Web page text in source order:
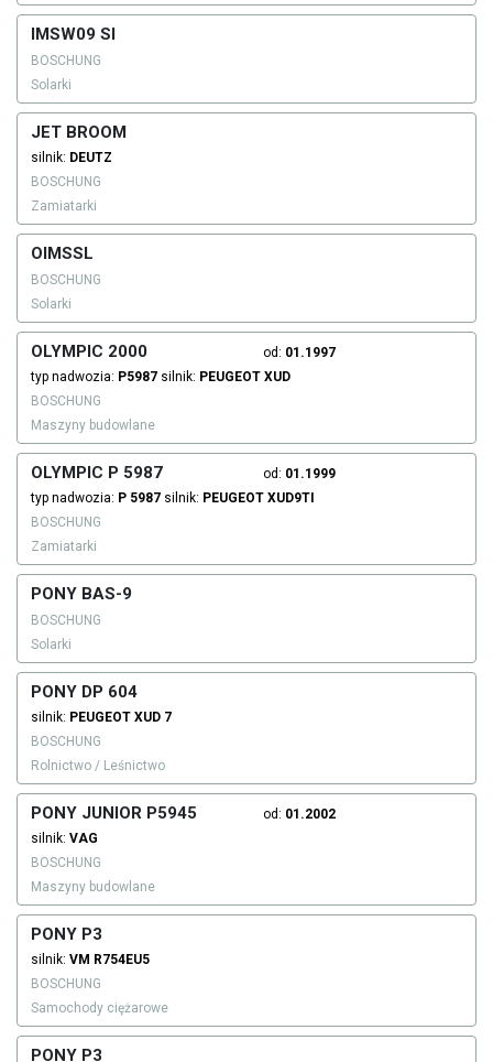
IMSW09 SI
BOSCHUNG
Solarki
JET BROOM
silnik: DEUTZ
BOSCHUNG
Zamiatarki
OIMSSL
BOSCHUNG
Solarki
OLYMPIC 2000 od: 01.1997
typ nadwozia: P5987 silnik: PEUGEOT XUD
BOSCHUNG
Maszyny budowlane
OLYMPIC P 5987 od: 01.1999
typ nadwozia: P 5987 silnik: PEUGEOT XUD9TI
BOSCHUNG
Zamiatarki
PONY BAS-9
BOSCHUNG
Solarki
PONY DP 604
silnik: PEUGEOT XUD 7
BOSCHUNG
Rolnictwo / Leśnictwo
PONY JUNIOR P5945 od: 01.2002
silnik: VAG
BOSCHUNG
Maszyny budowlane
PONY P3
silnik: VM R754EU5
BOSCHUNG
Samochody ciężarowe
PONY P3